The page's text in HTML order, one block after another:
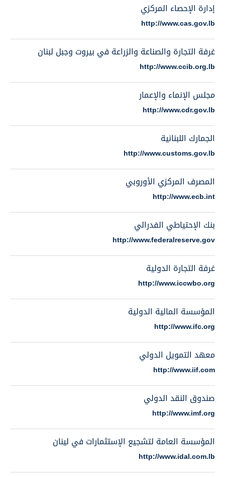
إدارة الإحصاء المركزي
http://www.cas.gov.lb
غرفة التجارة والصناعة والزراعة في بيروت وجبل لبنان
http://www.ccib.org.lb
مجلس الإنماء والإعمار
http://www.cdr.gov.lb
الجمارك اللبنانية
http://www.customs.gov.lb
المصرف المركزي الأوروبي
http://www.ecb.int
بنك الإحتياطي الفدرالي
http://www.federalreserve.gov
غرفة التجارة الدولية
http://www.iccwbo.org
المؤسسة المالية الدولية
http://www.ifc.org
معهد التمويل الدولي
http://www.iif.com
صندوق النقد الدولي
http://www.imf.org
المؤسسة العامة لتشجيع الإستثمارات في لينان
http://www.idal.com.lb